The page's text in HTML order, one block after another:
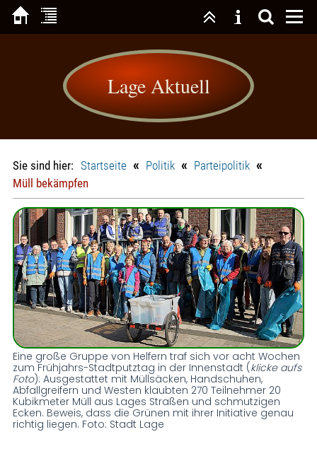
Lage Aktuell
Sie sind hier: Startseite « Politik « Parteipolitik «
Müll bekämpfen
Eine große Gruppe von Helfern traf sich vor acht Wochen
zum Frühjahrs-Stadtputztag in der Innenstadt (klicke aufs
Foto): Ausgestattet mit Müllsäcken, Handschuhen,
Abfallgreifern und Westen klaubten 270 Teilnehmer 20
Kubikmeter Müll aus Lages Straßen und schmutzigen
Ecken. Beweis, dass die Grünen mit ihrer Initiative genau
richtig liegen. Foto: Stadt Lage